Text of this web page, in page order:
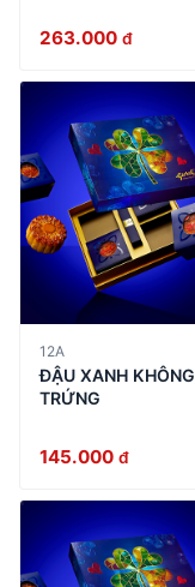
263.000 đ
12A
ĐẬU XANH KHÔNG
TRỨNG
145.000 đ